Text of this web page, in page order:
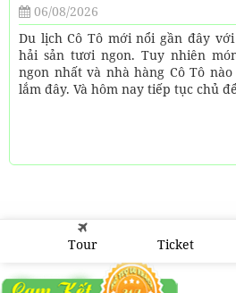
06/08/2026
Du lịch Cô Tô mới nổi gần đây
hải sản tươi ngon. Tuy nhiên
ngon nhất và nhà hàng Cô Tô
lắm đây. Và hôm nay tiếp tục chủ
Tour Ticket